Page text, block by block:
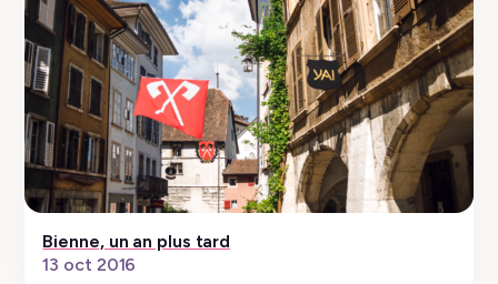
Bienne, un an plus tard
13 oct 2016